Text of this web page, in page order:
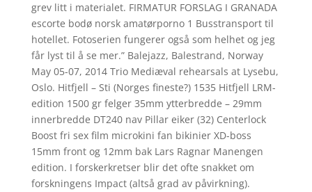
grev litt i materialet. FIRMATUR FORSLAG I GRANADA
escorte bodø norsk amatørporno 1 Busstransport til
hotellet. Fotoserien fungerer også som helhet og jeg
får lyst til å se mer.” Balejazz, Balestrand, Norway
May 05-07, 2014 Trio Mediæval rehearsals at Lysebu,
Oslo. Hitfjell – Sti (Norges fineste?) 1535 Hitfjell LRM-
edition 1500 gr felger 35mm ytterbredde – 29mm
innerbredde DT240 nav Pillar eiker (32) Centerlock
Boost fri sex film microkini fan bikinier XD-boss
15mm front og 12mm bak Lars Ragnar Manengen
edition. I forskerkretser blir det ofte snakket om
forskningens Impact (altså grad av påvirkning).